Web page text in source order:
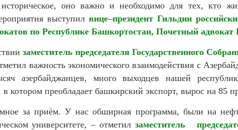
оно важно и необходимо для тех, кто
выступил вице–президент Гильдии
по Республике Башкортостан, Почетный адвокат
заместитель председателя Государственного
важность экономического взаимодействия с
азербайджанцев, много выходцев нашей
котором преобладает башкирский экспорт, вырос на 85
за приём. У нас обширная программа, были на
университете, – отметил заместитель